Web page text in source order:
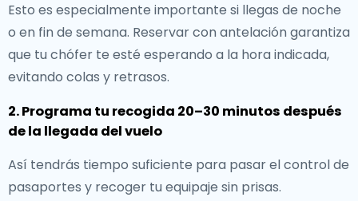
Esto es especialmente importante si llegas de noche
o en fin de semana. Reservar con antelación garantiza
que tu chófer te esté esperando a la hora indicada,
evitando colas y retrasos.
2. Programa tu recogida 20–30 minutos después
de la llegada del vuelo
Así tendrás tiempo suficiente para pasar el control de
pasaportes y recoger tu equipaje sin prisas.